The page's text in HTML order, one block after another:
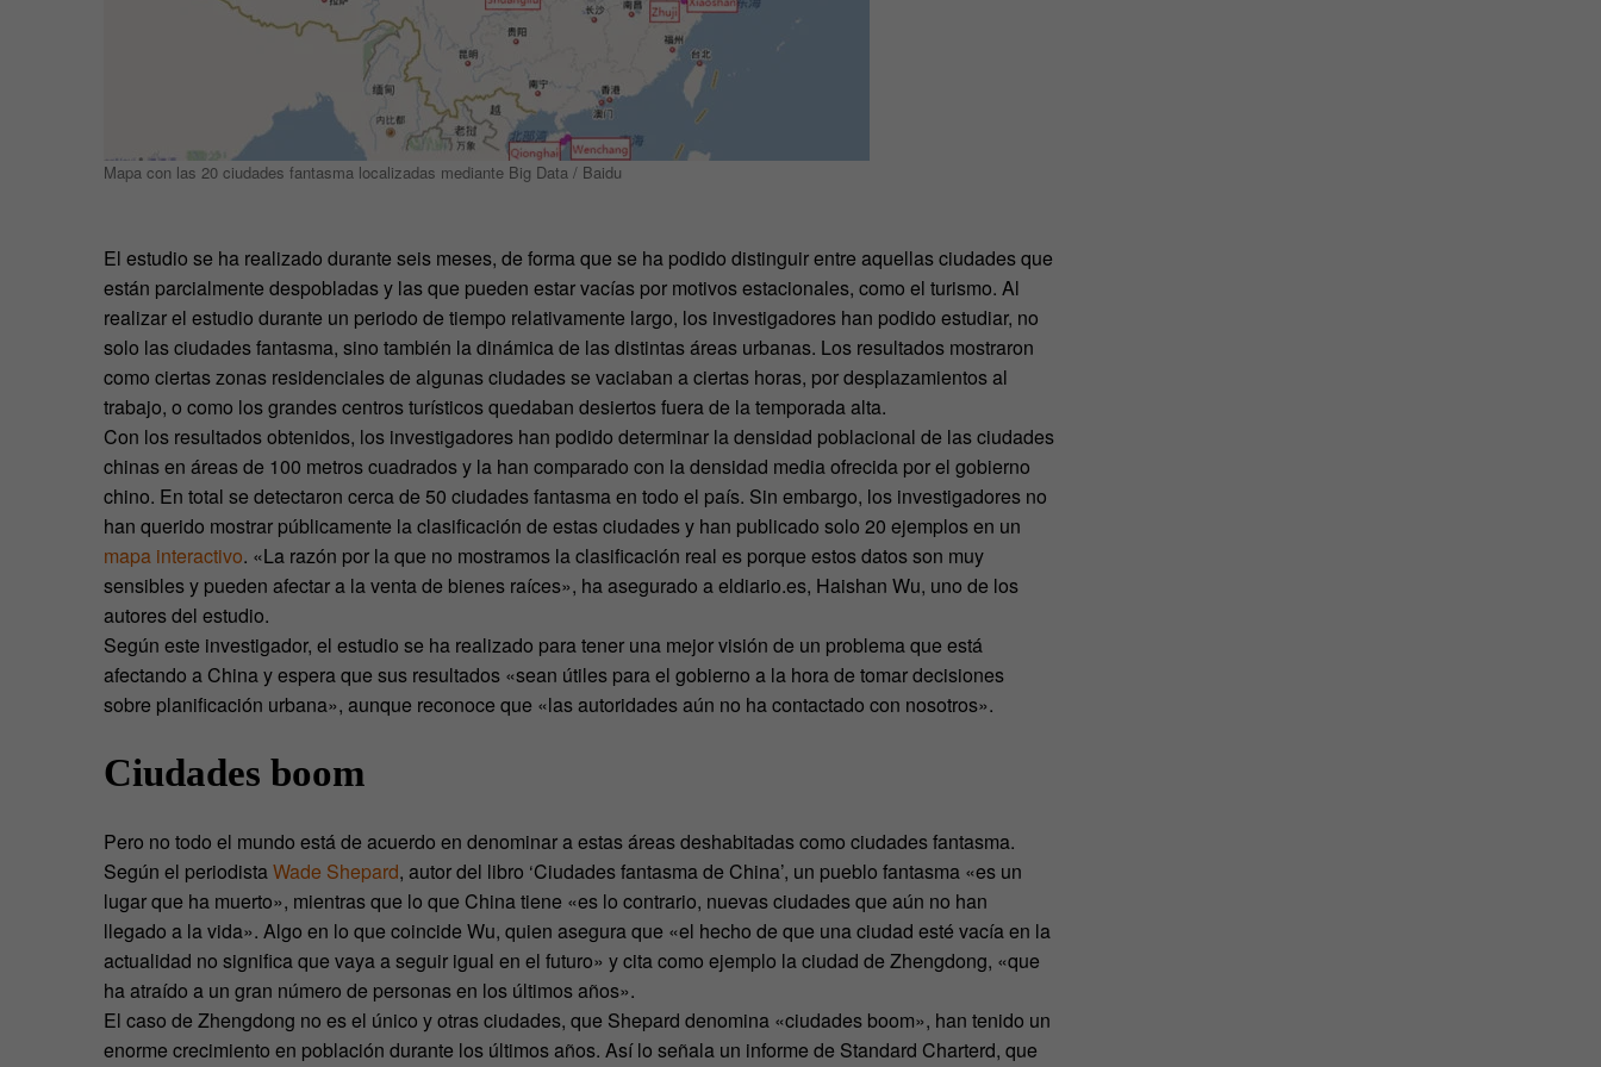
Mapa con las 20 ciudades fantasma localizadas mediante Big Data / Baidu
El estudio se ha realizado durante seis meses, de forma que se ha podido distinguir entre aquellas ciudades que
están parcialmente despobladas y las que pueden estar vacías por motivos estacionales, como el turismo. Al
realizar el estudio durante un periodo de tiempo relativamente largo, los investigadores han podido estudiar, no
solo las ciudades fantasma, sino también la dinámica de las distintas áreas urbanas. Los resultados mostraron
como ciertas zonas residenciales de algunas ciudades se vaciaban a ciertas horas, por desplazamientos al
trabajo, o como los grandes centros turísticos quedaban desiertos fuera de la temporada alta.
Con los resultados obtenidos, los investigadores han podido determinar la densidad poblacional de las ciudades
chinas en áreas de 100 metros cuadrados y la han comparado con la densidad media ofrecida por el gobierno
chino. En total se detectaron cerca de 50 ciudades fantasma en todo el país. Sin embargo, los investigadores no
han querido mostrar públicamente la clasificación de estas ciudades y han publicado solo 20 ejemplos en un
mapa interactivo. «La razón por la que no mostramos la clasificación real es porque estos datos son muy
sensibles y pueden afectar a la venta de bienes raíces», ha asegurado a eldiario.es, Haishan Wu, uno de los
autores del estudio.
Según este investigador, el estudio se ha realizado para tener una mejor visión de un problema que está
afectando a China y espera que sus resultados «sean útiles para el gobierno a la hora de tomar decisiones
sobre planificación urbana», aunque reconoce que «las autoridades aún no ha contactado con nosotros».
Ciudades boom
Pero no todo el mundo está de acuerdo en denominar a estas áreas deshabitadas como ciudades fantasma.
Según el periodista Wade Shepard, autor del libro ‘Ciudades fantasma de China’, un pueblo fantasma «es un
lugar que ha muerto», mientras que lo que China tiene «es lo contrario, nuevas ciudades que aún no han
llegado a la vida». Algo en lo que coincide Wu, quien asegura que «el hecho de que una ciudad esté vacía en la
actualidad no significa que vaya a seguir igual en el futuro» y cita como ejemplo la ciudad de Zhengdong, «que
ha atraído a un gran número de personas en los últimos años».
El caso de Zhengdong no es el único y otras ciudades, que Shepard denomina «ciudades boom», han tenido un
enorme crecimiento en población durante los últimos años. Así lo señala un informe de Standard Charterd, que